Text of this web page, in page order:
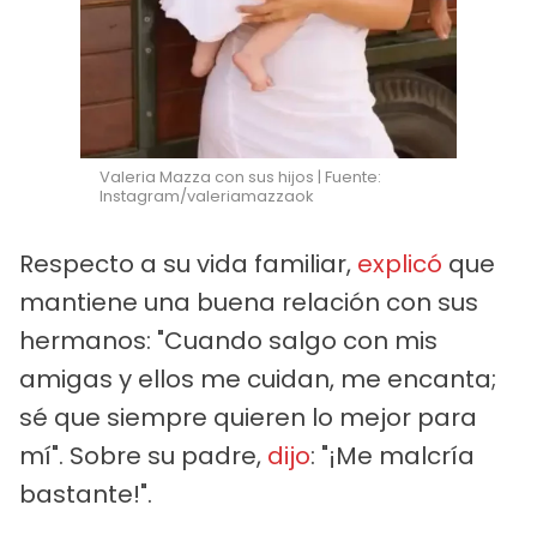
Valeria Mazza con sus hijos | Fuente:
Instagram/valeriamazzaok
Respecto a su vida familiar, explicó que
mantiene una buena relación con sus
hermanos: "Cuando salgo con mis
amigas y ellos me cuidan, me encanta;
sé que siempre quieren lo mejor para
mí". Sobre su padre, dijo: "¡Me malcría
bastante!".